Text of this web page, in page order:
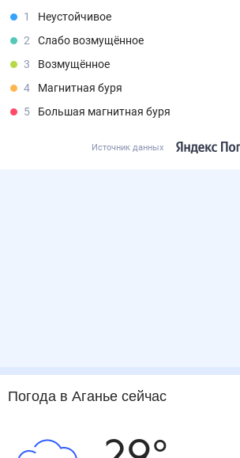
1
Неустойчивое
2
Слабо возмущённое
3
Возмущённое
4
Магнитная буря
5
Большая магнитная буря
Источник данных
Погода в Аганье сейчас